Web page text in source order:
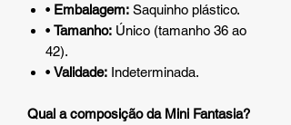
• Embalagem: Saquinho plástico.
• Tamanho: Único (tamanho 36 ao
42).
• Validade: Indeterminada.
Qual a composição da Mini Fantasia?